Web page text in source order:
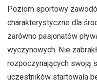
Poziom sportowy
charakterystyczne dla
zarówno pasjonatów
wyczynowych. Nie
rozpoczynających swoją
uczestników startowała